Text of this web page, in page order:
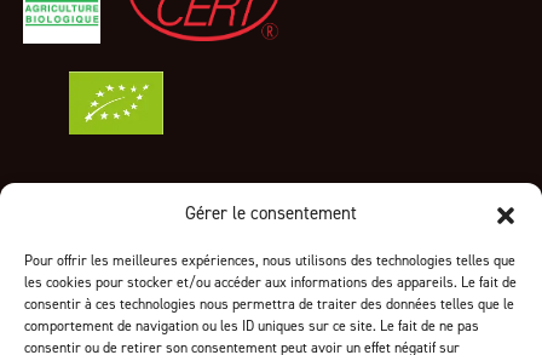
Gérer le consentement
Pour offrir les meilleures expériences, nous utilisons des technologies telles que
les cookies pour stocker et/ou accéder aux informations des appareils. Le fait de
consentir à ces technologies nous permettra de traiter des données telles que le
comportement de navigation ou les ID uniques sur ce site. Le fait de ne pas
consentir ou de retirer son consentement peut avoir un effet négatif sur
Informations sur votre boutique
24 ZA des Genêts
1319 Boulevard Jean Moulin
83700 Saint-Raphaël